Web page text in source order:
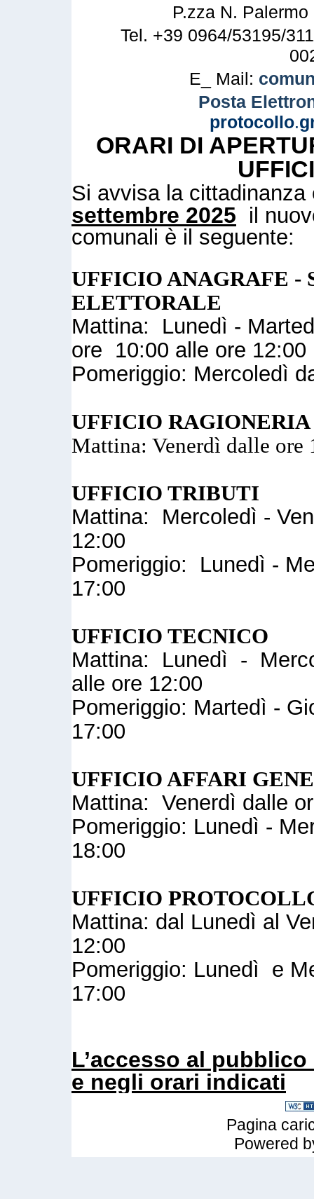
P.zza N.
Tel. +39 0964/53195/
E_ Mail:
Posta
protocollo.
ORARI DI
Si avvisa la
settembre 2025 il
comunali è il seguente:
UFFICIO ANAGRAFE -
ELETTORALE
Mattina: Lunedì -
ore 10:00 alle ore 12:00
Pomeriggio: Mercoledì
UFFICIO RAGIONERIA
Mattina: Venerdì dalle ore
UFFICIO TRIBUTI
Mattina: Mercoledì -
12:00
Pomeriggio: Lunedì -
17:00
UFFICIO TECNICO
Mattina: Lunedì -
alle ore 12:00
Pomeriggio: Martedì -
17:00
UFFICIO AFFARI
Mattina: Venerdì dalle
Pomeriggio: Lunedì -
18:00
UFFICIO
Mattina: dal Lunedì al
12:00
Pomeriggio: Lunedì e
17:00
L’accesso al
e negli orari indicati
Pagina
Powered